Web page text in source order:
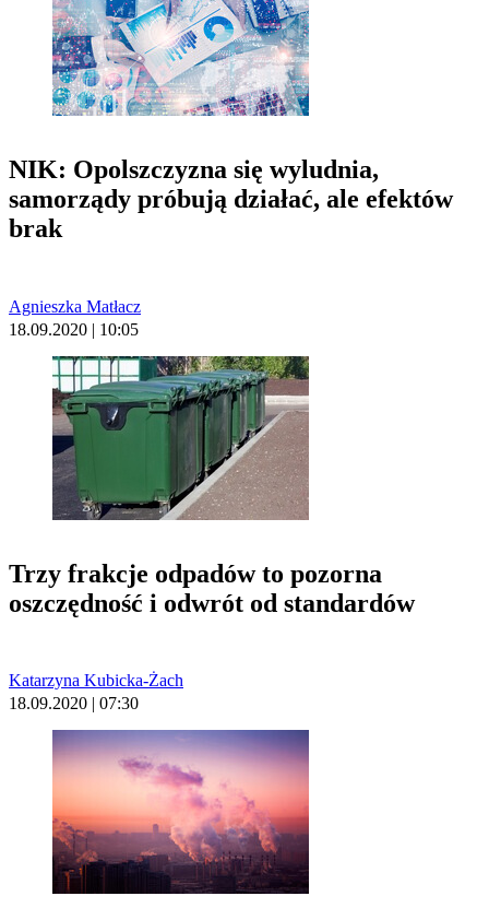
NIK: Opolszczyzna się wyludnia,
samorządy próbują działać, ale efektów
brak
Agnieszka Matłacz
18.09.2020 | 10:05
Trzy frakcje odpadów to pozorna
oszczędność i odwrót od standardów
Katarzyna Kubicka-Żach
18.09.2020 | 07:30